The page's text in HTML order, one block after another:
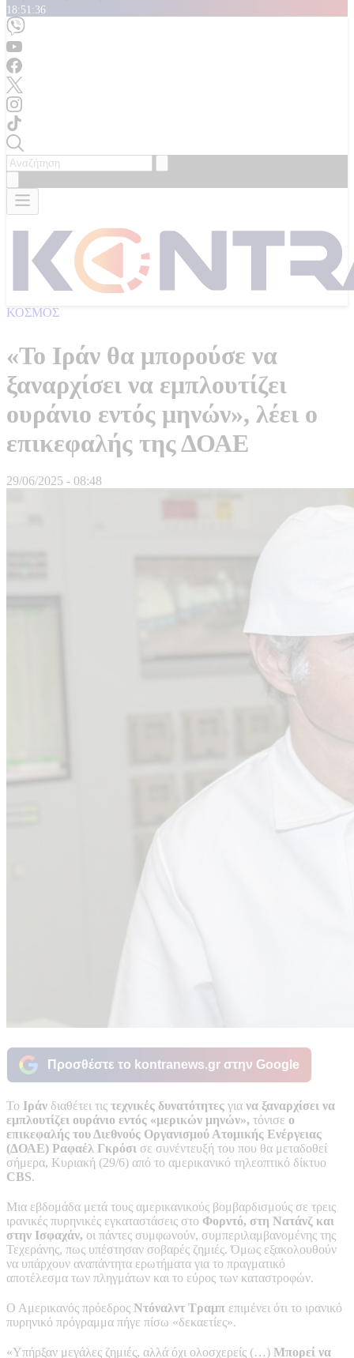
18:51:38
ΚΟΣΜΟΣ
«Το Ιράν θα μπορούσε να
ξαναρχίσει να εμπλουτίζει
ουράνιο εντός μηνών», λέει ο
επικεφαλής της ΔΟΑΕ
29/06/2025 - 08:48
Προσθέστε το kontranews.gr στην Google
Το Ιράν διαθέτει τις τεχνικές δυνατότητες για να ξαναρχίσει να
εμπλουτίζει ουράνιο εντός «μερικών μηνών», τόνισε ο
επικεφαλής του Διεθνούς Οργανισμού Ατομικής Ενέργειας
(ΔΟΑΕ) Ραφαέλ Γκρόσι σε συνέντευξή του που θα μεταδοθεί
σήμερα, Κυριακή (29/6) από το αμερικανικό τηλεοπτικό δίκτυο
CBS.
Μια εβδομάδα μετά τους αμερικανικούς βομβαρδισμούς σε τρεις
ιρανικές πυρηνικές εγκαταστάσεις στο Φορντό, στη Νατάνζ και
στην Ισφαχάν, οι πάντες συμφωνούν, συμπεριλαμβανομένης της
Τεχεράνης, πως υπέστησαν σοβαρές ζημιές. Όμως εξακολουθούν
να υπάρχουν αναπάντητα ερωτήματα για το πραγματικό
αποτέλεσμα των πληγμάτων και το εύρος των καταστροφών.
Ο Αμερικανός πρόεδρος Ντόναλντ Τραμπ επιμένει ότι το ιρανικό
πυρηνικό πρόγραμμα πήγε πίσω «δεκαετίες».
«Υπήρξαν μεγάλες ζημιές, αλλά όχι ολοσχερείς (…) Μπορεί να